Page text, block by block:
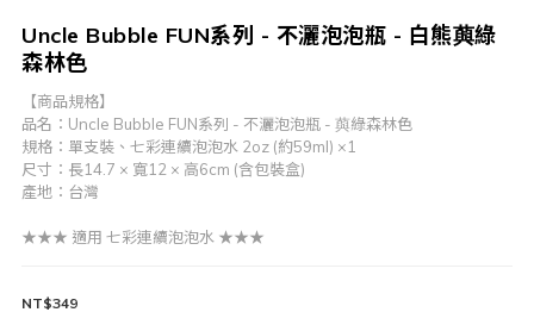
Uncle Bubble FUN系列 - 不灑泡泡瓶 - 白熊藇綠
森林色
【商品規格】
品名：Uncle Bubble FUN系列 - 不灑泡泡瓶 - 藇綠森林色
規格：單支裝、七彩連續泡泡水 2oz (約59ml) ×1
尺寸：長14.7 × 寬12 × 高6cm (含包裝盒)
產地：台灣
★★★ 適用 七彩連續泡泡水 ★★★
NT$349